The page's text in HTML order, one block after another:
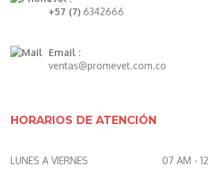
+57 (7) 6342666
Email :
ventas@promevet.com.co
HORARIOS DE ATENCIÓN
LUNES A VIERNES 07 AM -